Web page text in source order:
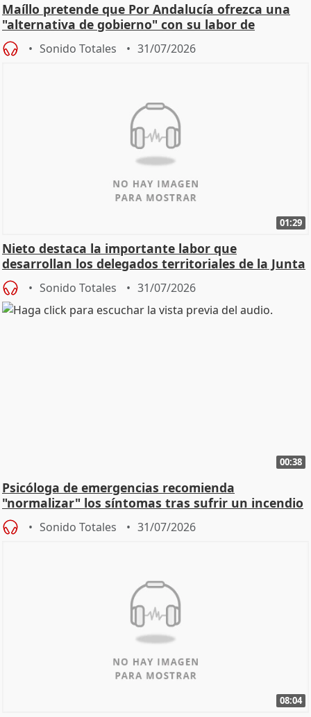
Maíllo pretende que Por Andalucía ofrezca una
"alternativa de gobierno" con su labor de
oposición
Sonido Totales 31/07/2026
01:29
Nieto destaca la importante labor que
desarrollan los delegados territoriales de la Junta
Sonido Totales 31/07/2026
00:38
Psicóloga de emergencias recomienda
"normalizar" los síntomas tras sufrir un incendio
Sonido Totales 31/07/2026
08:04